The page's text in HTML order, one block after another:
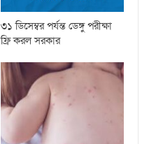
৩১ ডিসেম্বর পর্যন্ত ডেঙ্গু পরীক্ষা
ফ্রি করল সরকার